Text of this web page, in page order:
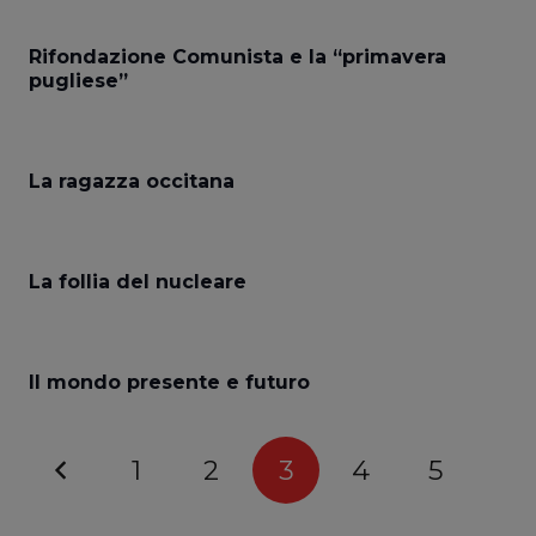
Rifondazione Comunista e la “primavera
pugliese”
La ragazza occitana
La follia del nucleare
Il mondo presente e futuro
1 2 3 4 5